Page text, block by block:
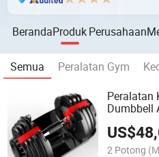
BerandaProdukPerusahaan
Semua Peralatan Gym
Peralatan
Dumbbell
US$
2 Potong